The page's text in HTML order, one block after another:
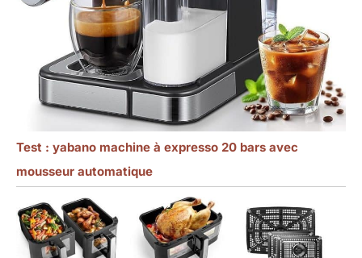
Test : yabano machine à expresso 20 bars avec
mousseur automatique